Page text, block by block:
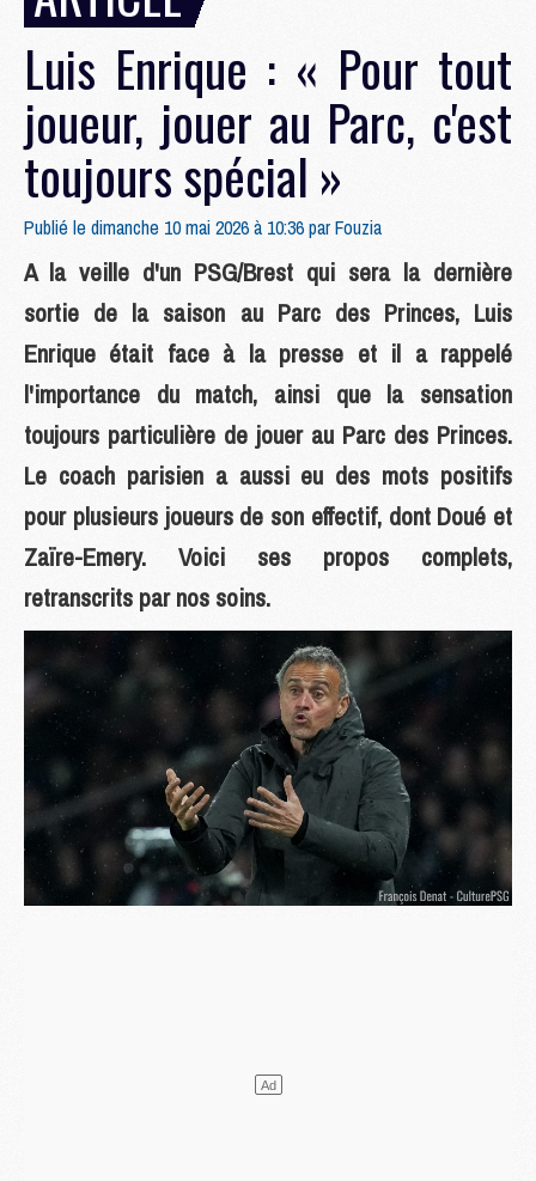
Luis Enrique : « Pour tout
joueur, jouer au Parc, c'est
toujours spécial »
Publié le dimanche 10 mai 2026 à 10:36 parFouzia
A la veille d'un PSG/Brest qui sera la dernière
sortie de la saison au Parc des Princes, Luis
Enrique était face à la presse et il a rappelé
l'importance du match, ainsi que la sensation
toujours particulière de jouer au Parc des Princes.
Le coach parisien a aussi eu des mots positifs
pour plusieurs joueurs de son effectif, dont Doué et
Zaïre-Emery. Voici ses propos complets,
retranscrits par nos soins.